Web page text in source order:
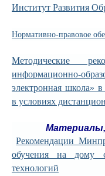
Институт Развития
Нормативно-правовое
Методические
информационно-
электронная школа»
в условиях
Рекомендации
обучения на дому
технологий